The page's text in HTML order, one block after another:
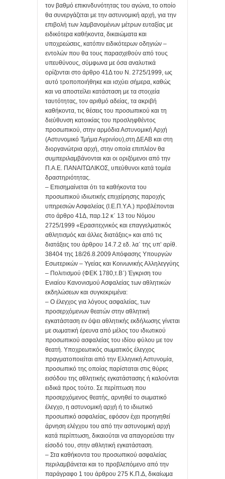
τον βαθμό επικινδυνότητας του αγώνα, το οποίο
θα συνεργάζεται με την αστυνομική αρχή, για την
επιβολή των λαμβανομένων μέτρων ευταξίας με
ειδικότερα καθήκοντα, δικαιώματα και
υποχρεώσεις, κατόπιν ειδικότερων οδηγιών –
εντολών που θα τους παρασχεθούν από τους
υπευθύνους, σύμφωνα με όσα αναλυτικά
ορίζονται στο άρθρο 41Δ του Ν. 2725/1999, ως
αυτό τροποποιήθηκε και ισχύει σήμερα, καθώς
και να αποστείλει κατάσταση με τα στοιχεία
ταυτότητας, τον αριθμό αδείας, τα ακριβή
καθήκοντα, τις θέσεις του προσωπικού και τη
διεύθυνση κατοικίας του προσληφθέντος
προσωπικού, στην αρμόδια Αστυνομική Αρχή
(Αστυνομικό Τμήμα Αγρινίου),στη ΔΕΑΒ και στη
διοργανώτρια αρχή, στην οποία επιπλέον θα
συμπεριλαμβάνονται και οι οριζόμενοι από την
Π.Α.Ε. ΠΑΝΑΙΤΩΛΙΚΟΣ, υπεύθυνοι κατά τομέα
δραστηριότητας.
– Επισημαίνεται ότι τα καθήκοντα του
προσωπικού ιδιωτικής επιχείρησης παροχής
υπηρεσιών Ασφαλείας (Ι.Ε.Π.Υ.Α.) προβλέπονται
στο άρθρο 41Δ, παρ.12 κ΄ 13 του Νόμου
2725/1999 «Ερασιτεχνικός και επαγγελματικός
αθλητισμός και άλλες διατάξεις» και από τις
διατάξεις του άρθρου 14.7.2 εδ. λα΄ της υπ’ αρίθ.
38404 της 18/26.8.2009 Απόφασης Υπουργών
Εσωτερικών – Υγείας και Κοινωνικής Αλληλεγγύης
– Πολιτισμού (ΦΕΚ 1780,τ.Β΄) Έγκριση του
Ενιαίου Κανονισμού Ασφαλείας των αθλητικών
εκδηλώσεων και συγκεκριμένα:
– Ο έλεγχος για λόγους ασφαλείας, των
προσερχόμενων θεατών στην αθλητική
εγκατάσταση εν όψει αθλητικής εκδήλωσης γίνεται
με σωματική έρευνα από μέλος του ιδιωτικού
προσωπικού ασφαλείας του ιδίου φύλου με τον
θεατή. Υποχρεωτικός σωματικός έλεγχος
πραγματοποιείται από την Ελληνική Αστυνομία,
προσωπικό της οποίας παρίσταται στις θύρες
εισόδου της αθλητικής εγκατάστασης ή καλούνται
ειδικά προς τούτο. Σε περίπτωση που
προσερχόμενος θεατής, αρνηθεί το σωματικό
έλεγχο, η αστυνομική αρχή ή το ιδιωτικό
προσωπικό ασφαλείας, εφόσον έχει προηγηθεί
άρνηση ελέγχου του από την αστυνομική αρχή
κατά περίπτωση, δικαιούται να απαγορεύσει την
είσοδό του, στην αθλητική εγκατάσταση.
– Στα καθήκοντα του προσωπικού ασφαλείας
περιλαμβάνεται και το προβλεπόμενο από την
παράγραφο 1 του άρθρου 275 Κ.Π.Δ, δικαίωμα